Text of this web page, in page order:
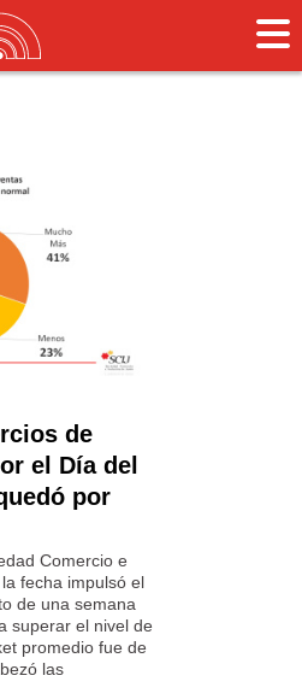
de
el Día del
por
Comercio e
fecha impulsó el
de una semana
superar el nivel de
promedio fue de
las